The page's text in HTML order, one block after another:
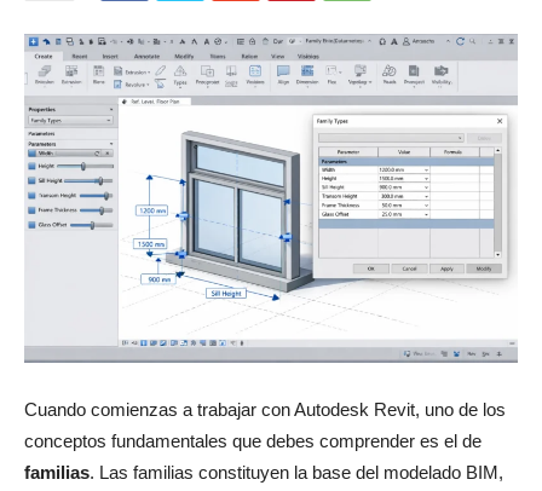
Cuando comienzas a trabajar con Autodesk Revit, uno de los
conceptos fundamentales que debes comprender es el de
familias. Las familias constituyen la base del modelado BIM,